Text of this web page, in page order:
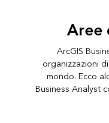
Aree
ArcGIS
organizzazioni
mondo. Ecco
Business Analyst